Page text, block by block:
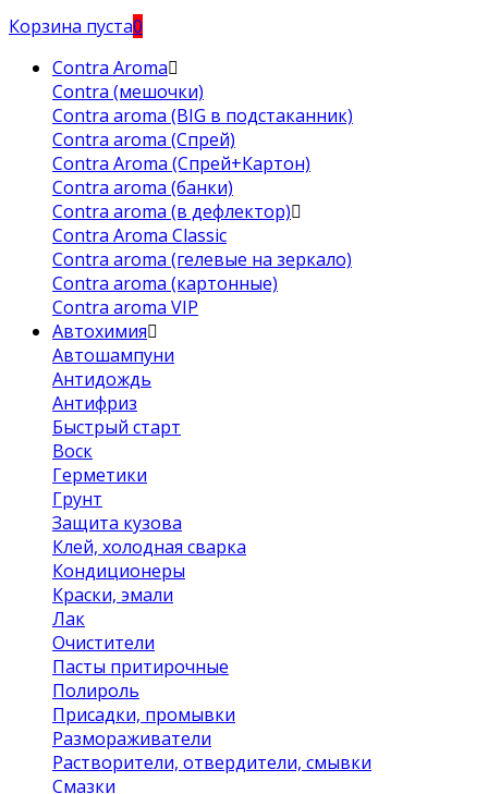
Корзина пуста0
Contra Aroma
Contra (мешочки)
Contra aroma (BIG в подстаканник)
Contra aroma (Спрей)
Contra Aroma (Спрей+Картон)
Contra aroma (банки)
Contra aroma (в дефлектор)
Contra Aroma Classic
Contra aroma (гелевые на зеркало)
Contra aroma (картонные)
Contra aroma VIP
Автохимия
Автошампуни
Антидождь
Антифриз
Быстрый старт
Воск
Герметики
Грунт
Защита кузова
Клей, холодная сварка
Кондиционеры
Краски, эмали
Лак
Очистители
Пасты притирочные
Полироль
Присадки, промывки
Размораживатели
Растворители, отвердители, смывки
Смазки